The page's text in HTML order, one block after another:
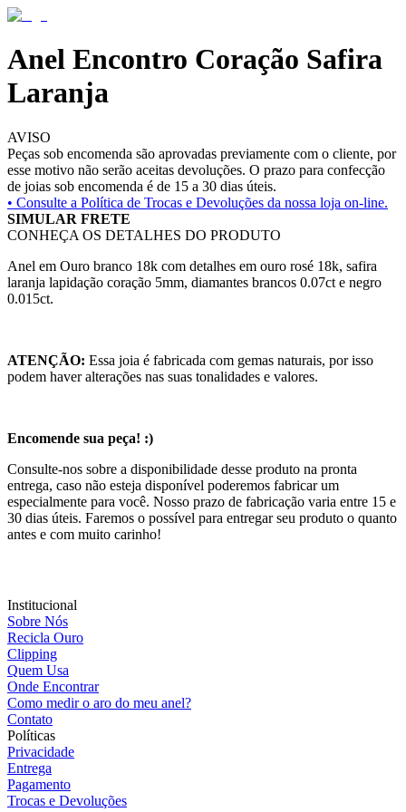
Anel Encontro Coração Safira
Laranja
AVISO
Peças sob encomenda são aprovadas previamente com o cliente, por
esse motivo não serão aceitas devoluções. O prazo para confecção
de joias sob encomenda é de 15 a 30 dias úteis.
• Consulte a Política de Trocas e Devoluções da nossa loja on-line.
SIMULAR FRETE
CONHEÇA OS DETALHES DO PRODUTO
Anel em Ouro branco 18k com detalhes em ouro rosé 18k, safira
laranja lapidação coração 5mm, diamantes brancos 0.07ct e negro
0.015ct.
ATENÇÃO: Essa joia é fabricada com gemas naturais, por isso
podem haver alterações nas suas tonalidades e valores.
Encomende sua peça! :)
Consulte-nos sobre a disponibilidade desse produto na pronta
entrega, caso não esteja disponível poderemos fabricar um
especialmente para você. Nosso prazo de fabricação varia entre 15 e
30 dias úteis. Faremos o possível para entregar seu produto o quanto
antes e com muito carinho!
Institucional
Sobre Nós
Recicla Ouro
Clipping
Quem Usa
Onde Encontrar
Como medir o aro do meu anel?
Contato
Políticas
Privacidade
Entrega
Pagamento
Trocas e Devoluções